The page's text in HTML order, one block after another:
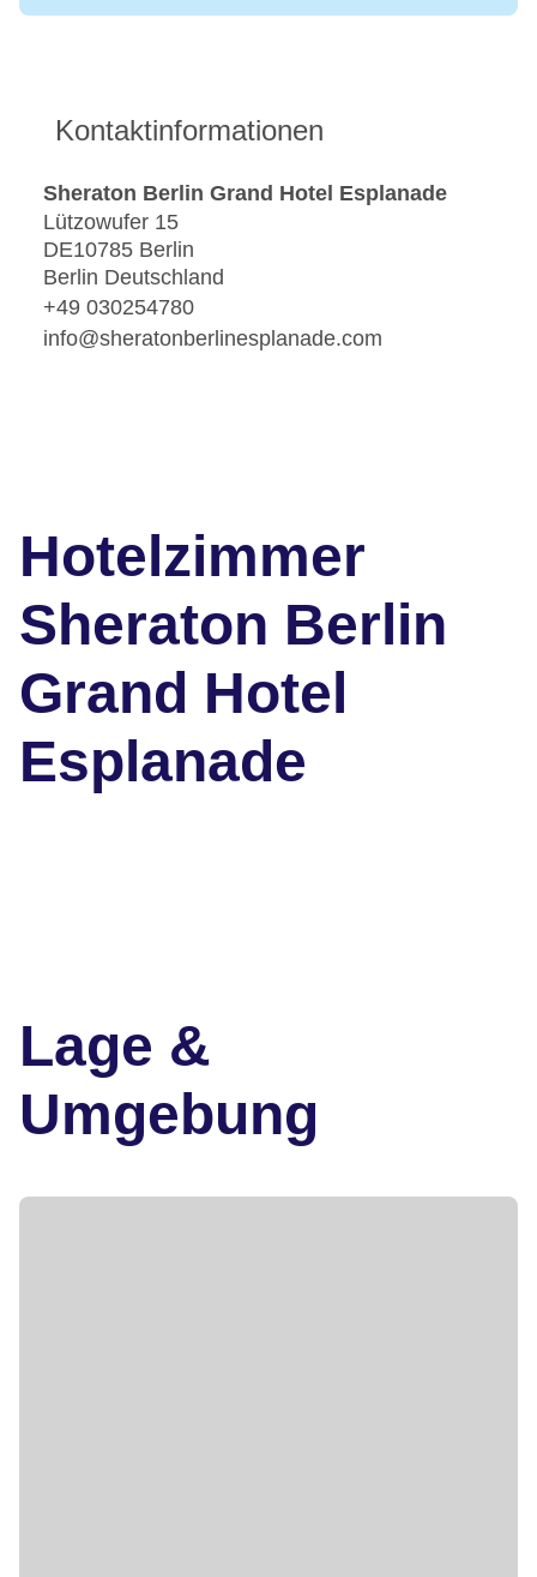
Kontaktinformationen
Sheraton Berlin Grand Hotel Esplanade
Lützowufer 15
DE10785 Berlin
Berlin Deutschland
+49 030254780
info@sheratonberlinesplanade.com
Hotelzimmer
Sheraton Berlin
Grand Hotel
Esplanade
Lage &
Umgebung